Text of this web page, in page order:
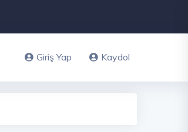
Giriş Yap Kaydol